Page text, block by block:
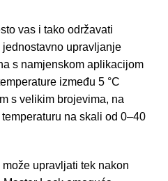
vas i tako održavati
upravljanje
s namjenskom aplikacijom
između 5 °C
s velikim brojevima, na
na skali od 0–40
upravljati tek nakon